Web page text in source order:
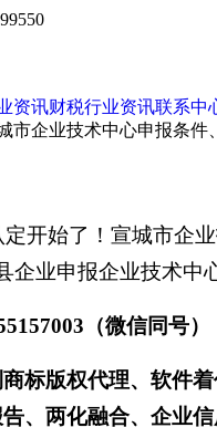
资讯财税行业资讯联系中
市企业技术中心申报条件
开始了！宣城市企
企业申报企业技术中
（微信同号）
商标版权代理、软件
告、两化融合、企业